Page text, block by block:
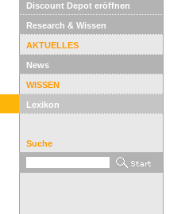
Discount Depot eröffnen
Research & Wissen
AKTUELLES
News
WISSEN
Lexikon
Suche